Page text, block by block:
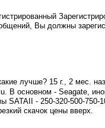
Вы должны
лучше? 15 г., 2 мес.
В основном - Seagate,
SATAII - 250-320-500-750-
скачок цены вверх.